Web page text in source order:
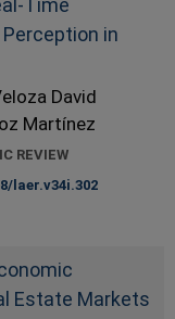
Time
in
David
Martínez
REVIEW
laer.v34i.302
Estate Markets